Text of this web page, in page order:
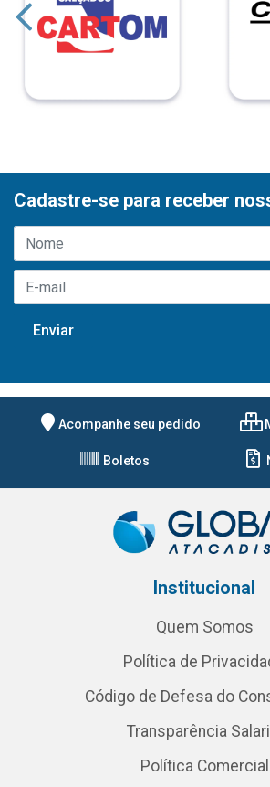
Cadastre-se para receber
Acompanhe seu pedido
Boletos
Institucional
Quem Somos
Política de
Código de Defesa do
Transparência
Política Comercial